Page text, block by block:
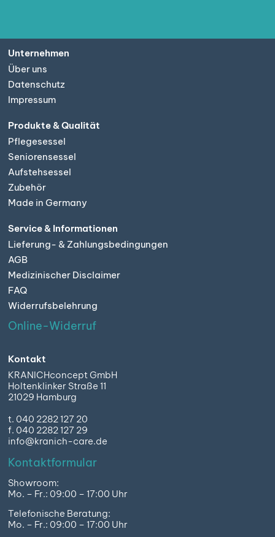
Unternehmen
Über uns
Datenschutz
Impressum
Produkte & Qualität
Pflegesessel
Seniorensessel
Aufstehsessel
Zubehör
Made in Germany
Service & Informationen
Lieferung- & Zahlungsbedingungen
AGB
Medizinischer Disclaimer
FAQ
Widerrufsbelehrung
Online-Widerruf
Kontakt
KRANICHconcept GmbH
Holtenklinker Straße 11
21029 Hamburg
t. 040 2282 127 20
f. 040 2282 127 29
info@kranich-care.de
Kontaktformular
Showroom:
Mo. – Fr.: 09:00 – 17:00 Uhr
Telefonische Beratung:
Mo. – Fr.: 09:00 – 17:00 Uhr